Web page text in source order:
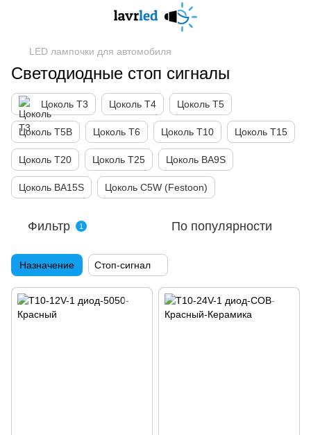
LED лампочки для автомобиля
Светодиодные стоп сигналы
Цоколь Т3 Цоколь Т4 Цоколь Т5
Цоколь Т5B Цоколь Т6 Цоколь Т10 Цоколь Т15
Цоколь Т20 Цоколь Т25 Цоколь BA9S
Цоколь BA15S Цоколь C5W (Festoon)
Фильтр 1 По популярности
Назначение Стоп-сигнал